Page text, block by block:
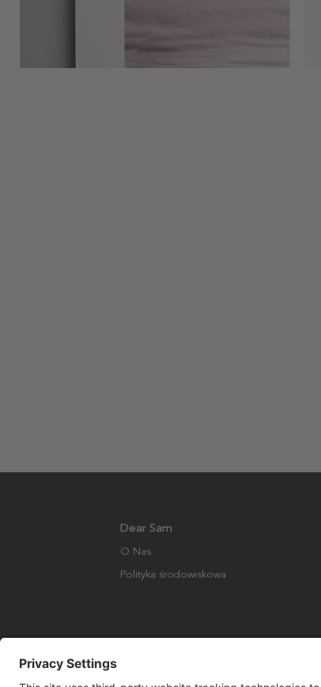
Dear Sam
O Nas
Polityka środowiskowa